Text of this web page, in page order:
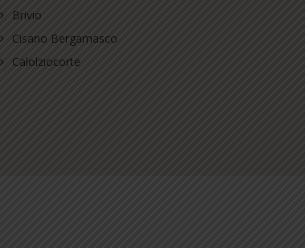
Brivio
Cisano Bergamasco
Calolziocorte